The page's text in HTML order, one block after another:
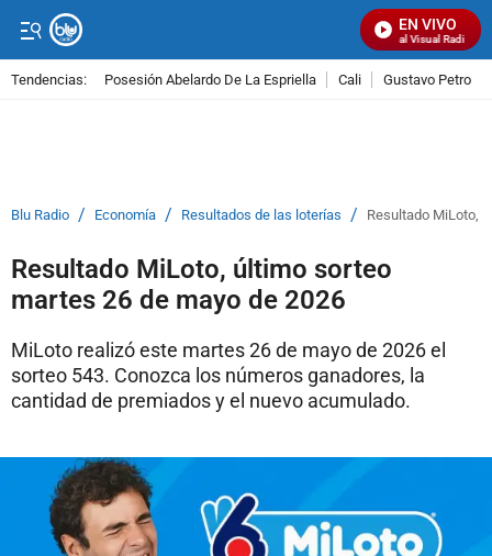
EN VIVO
Señal Visual Radio
Tendencias: Posesión Abelardo De La Espriella Cali Gustavo Petro
Blu Radio / Economía / Resultados de las loterías / Resultado MiLoto,
Resultado MiLoto, último sorteo
martes 26 de mayo de 2026
MiLoto realizó este martes 26 de mayo de 2026 el
sorteo 543. Conozca los números ganadores, la
cantidad de premiados y el nuevo acumulado.